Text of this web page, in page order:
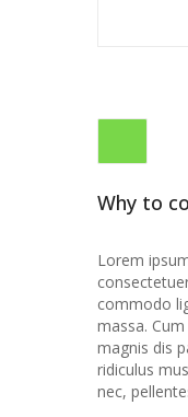
Why to
Lorem
commodo
massa.
magnis dis
ridiculus
nec,